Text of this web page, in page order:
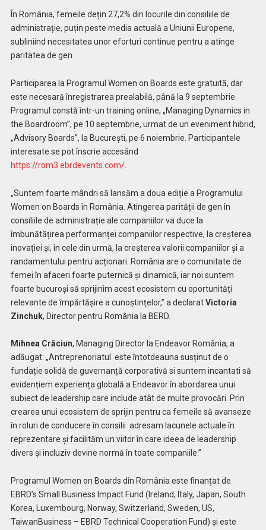
În România, femeile dețin 27,2% din locurile din consiliile de
administrație, puțin peste media actuală a Uniunii Europene,
subliniind necesitatea unor eforturi continue pentru a atinge
paritatea de gen.
Participarea la Programul Women on Boards este gratuită, dar
este necesară înregistrarea prealabilă, până la 9 septembrie.
Programul constă într-un training online, „Managing Dynamics in
the Boardroom”, pe 10 septembrie, urmat de un eveniment hibrid,
„Advisory Boards”, la București, pe 6 noiembrie. Participantele
interesate se pot înscrie accesând
https://rom3.ebrdevents.com/.
„Suntem foarte mândri să lansăm a doua ediție a Programului
Women on Boards în România. Atingerea parității de gen în
consiliile de administrație ale companiilor va duce la
îmbunătățirea performanței companiilor respective, la creșterea
inovației și, în cele din urmă, la creșterea valorii companiilor și a
randamentului pentru acționari. România are o comunitate de
femei în afaceri foarte puternică și dinamică, iar noi suntem
foarte bucuroși să sprijinim acest ecosistem cu oportunități
relevante de ȋmpărtășire a cunoștințelor,” a declaratVictoria
Zinchuk, Director pentru România la BERD.
Mihnea Crăciun, Managing Director la Endeavor România, a
adăugat: „Antreprenoriatul este întotdeauna susținut de o
fundație solidă de guvernanță corporativă si suntem incantati să
evidențiem experiența globală a Endeavor în abordarea unui
subiect de leadership care include atât de multe provocări. Prin
crearea unui ecosistem de sprijin pentru ca femeile să avanseze
în roluri de conducere în consilii adresam lacunele actuale în
reprezentare și facilităm un viitor în care ideea de leadership
divers și incluziv devine normă în toate companiile.”
Programul Women on Boards din România este finanțat de
EBRD’s Small Business Impact Fund (Ireland, Italy, Japan, South
Korea, Luxembourg, Norway, Switzerland, Sweden, US,
TaiwanBusiness – EBRD Technical Cooperation Fund) și este